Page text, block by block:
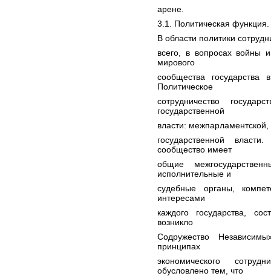
арене.
3.1. Политическая функция.
В области политики
всего, в вопросах войны
мирового
сообщества
Политическое
сотрудничество
государственной
власти:
государственной
сообщество имеет
общие
исполнительные и
судебные органы,
интересами
каждого государства,
возникло
Содружество
принципах
экономического
обусловлено тем, что